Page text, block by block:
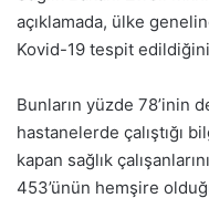
açıklamada, ülke
Kovid-19 tespit
Bunların yüzde 78’inin
hastanelerde çalıştığı
kapan sağlık
453’ünün hemşire